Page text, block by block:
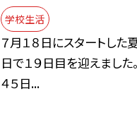
学校生活
７月１８日にスタートした
日で１９日目を迎えました
４５日...